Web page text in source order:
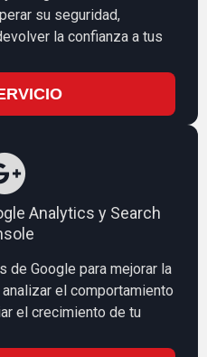
su seguridad,
la confianza a tus
Analytics y Search
de Google para mejorar la
el comportamiento
el crecimiento de tu